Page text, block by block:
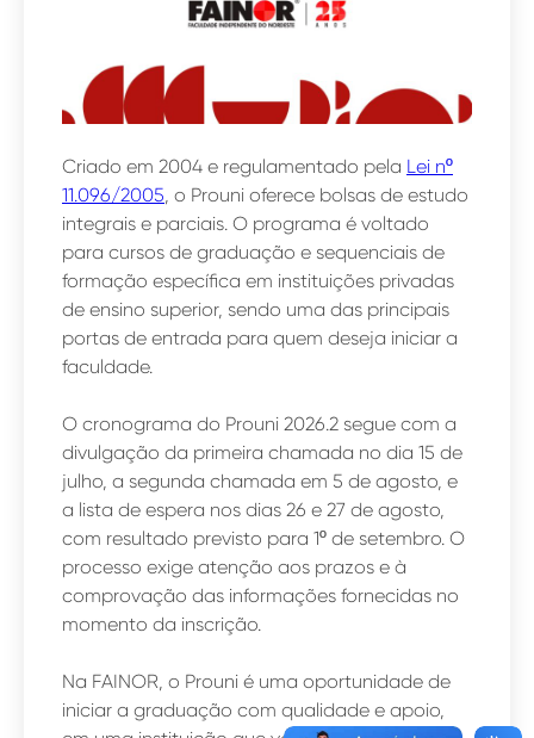
Criado em 2004 e regulamentado pela Lei nº
11.096/2005 , o Prouni oferece bolsas de estudo
integrais e parciais. O programa é voltado
para cursos de graduação e sequenciais de
formação específica em instituições privadas
de ensino superior, sendo uma das principais
portas de entrada para quem deseja iniciar a
faculdade.
O cronograma do Prouni 2026.2 segue com a
divulgação da primeira chamada no dia 15 de
julho, a segunda chamada em 5 de agosto, e
a lista de espera nos dias 26 e 27 de agosto,
com resultado previsto para 1º de setembro. O
processo exige atenção aos prazos e à
comprovação das informações fornecidas no
momento da inscrição.
Na FAINOR, o Prouni é uma oportunidade de
iniciar a graduação com qualidade e apoio,